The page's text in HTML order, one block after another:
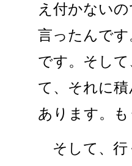
え付かない
言ったんで
です。そし
て、それに
あります。
そして、行